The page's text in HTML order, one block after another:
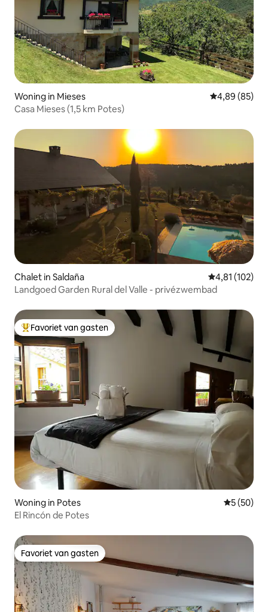
Woning in Mieses Gemiddelde
4,89 (85)
Casa Mieses (1,5 km Potes)
Chalet in Saldaña Gemiddelde
4,81 (102)
Landgoed Garden Rural del Valle - privézwembad
Topfavoriet van gasten
Favoriet van gasten
Woning in Potes
5 (50)
El Rincón de Potes
Favoriet van gasten
Favoriet van gasten